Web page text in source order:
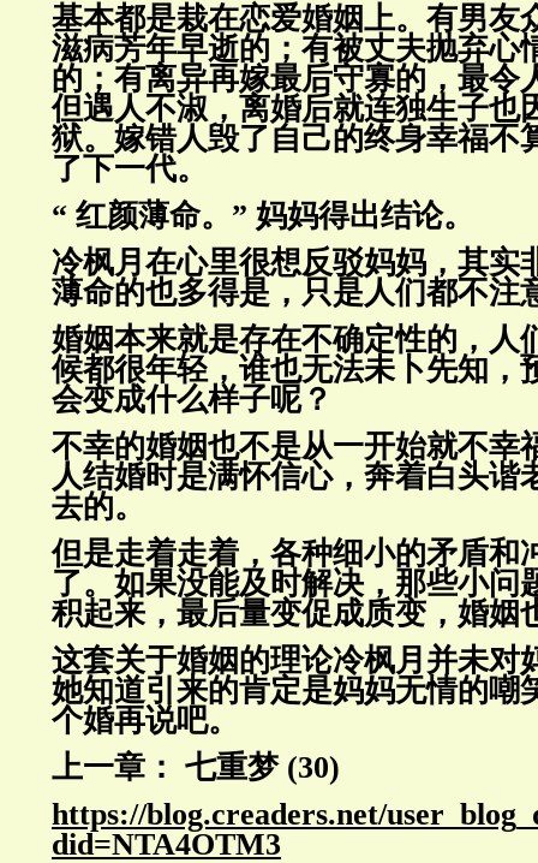
基本都是栽在恋爱婚姻上。有男友
滋病芳年早逝的；有被丈夫抛弃心
的；有离异再嫁最后守寡的，最令
但遇人不淑，离婚后就连独生子也
狱。嫁错人毁了自己的终身幸福不
了下一代。
“ 红颜薄命。” 妈妈得出结论。
冷枫月在心里很想反驳妈妈，其实
薄命的也多得是，只是人们都不注
婚姻本来就是存在不确定性的，人
候都很年轻，谁也无法未卜先知，
会变成什么样子呢？
不幸的婚姻也不是从一开始就不幸
人结婚时是满怀信心，奔着白头谐
去的。
但是走着走着，各种细小的矛盾和
了。如果没能及时解决，那些小问
积起来，最后量变促成质变，婚姻
这套关于婚姻的理论冷枫月并未对
她知道引来的肯定是妈妈无情的嘲
个婚再说吧。
上一章： 七重梦 (30)
https://blog.creaders.net/
did=NTA4OTM3